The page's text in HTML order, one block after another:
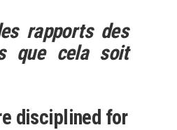
rapports des
que cela soit
disciplined for